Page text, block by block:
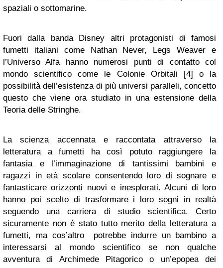
spaziali o sottomarine.
Fuori dalla banda Disney altri protagonisti di famosi
fumetti italiani come Nathan Never, Legs Weaver e
l’Universo Alfa hanno numerosi punti di contatto col
mondo scientifico come le Colonie Orbitali [4] o la
possibilità dell’esistenza di più universi paralleli, concetto
questo che viene ora studiato in una estensione della
Teoria delle Stringhe.
La scienza accennata e raccontata attraverso la
letteratura a fumetti ha così potuto raggiungere la
fantasia e l’immaginazione di tantissimi bambini e
ragazzi in età scolare consentendo loro di sognare e
fantasticare orizzonti nuovi e inesplorati. Alcuni di loro
hanno poi scelto di trasformare i loro sogni in realtà
seguendo una carriera di studio scientifica. Certo
sicuramente non è stato tutto merito della letteratura a
fumetti, ma cos’altro potrebbe indurre un bambino a
interessarsi al mondo scientifico se non qualche
avventura di Archimede Pitagorico o un’epopea dei